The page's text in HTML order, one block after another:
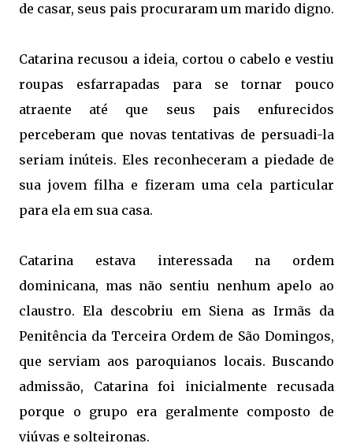
de casar, seus pais procuraram um marido digno.
Catarina recusou a ideia, cortou o cabelo e vestiu
roupas esfarrapadas para se tornar pouco
atraente até que seus pais enfurecidos
perceberam que novas tentativas de persuadi-la
seriam inúteis. Eles reconheceram a piedade de
sua jovem filha e fizeram uma cela particular
para ela em sua casa.
Catarina estava interessada na ordem
dominicana, mas não sentiu nenhum apelo ao
claustro. Ela descobriu em Siena as Irmãs da
Penitência da Terceira Ordem de São Domingos,
que serviam aos paroquianos locais. Buscando
admissão, Catarina foi inicialmente recusada
porque o grupo era geralmente composto de
viúvas e solteironas.